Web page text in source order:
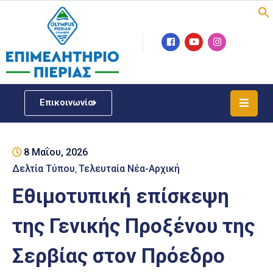
Επικοινωνία
Επιμελητήριο
Νέα
ΓΕΜΗ
Επιχειρηματική
Υποστήριξη
Έκθεση
Παραδοσιακών
8 Μαΐου, 2026
Δελτία Τύπου Τελευταία Νέα-Αρχική
Εθιμοτυπική επίσκεψη
της Γενικής Προξένου της
Σερβίας στον Πρόεδρο